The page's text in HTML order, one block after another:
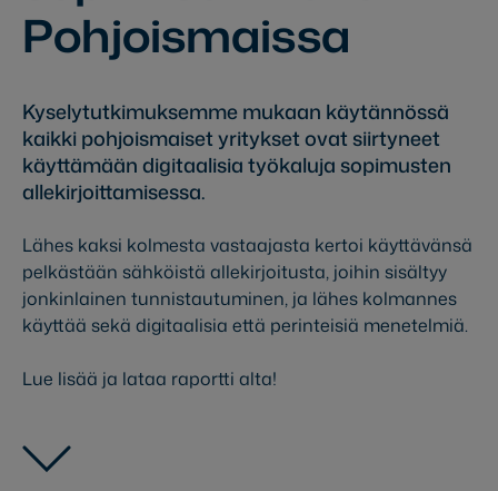
Pohjoismaissa
Kyselytutkimuksemme mukaan käytännössä
kaikki pohjoismaiset yritykset ovat siirtyneet
käyttämään digitaalisia työkaluja sopimusten
allekirjoittamisessa.
Lähes kaksi kolmesta vastaajasta kertoi käyttävänsä
pelkästään sähköistä allekirjoitusta, joihin sisältyy
jonkinlainen tunnistautuminen, ja lähes kolmannes
käyttää sekä digitaalisia että perinteisiä menetelmiä.
Lue lisää ja lataa raportti alta!